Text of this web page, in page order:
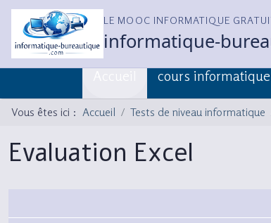
LE MOOC INFORMATIQUE
informatique-
cours
Vous êtes ici : Accueil Tests de niveau informatique
Evaluation Excel